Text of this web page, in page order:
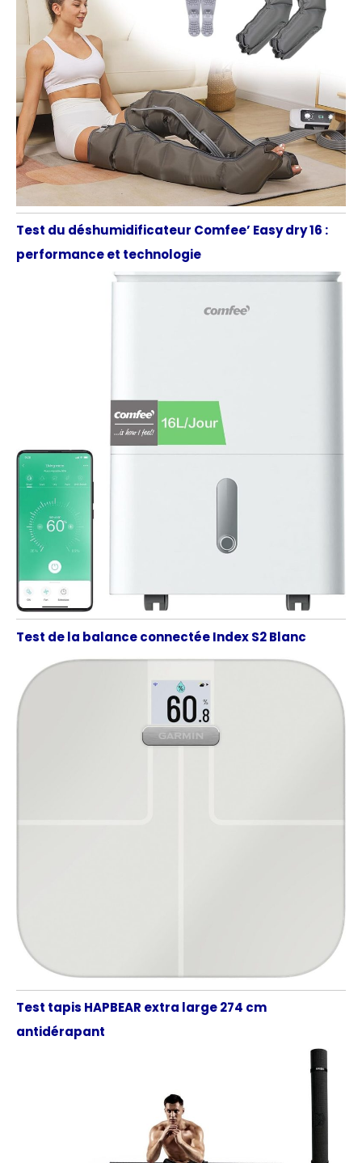
Test du déshumidificateur Comfee’ Easy dry 16 :
performance et technologie
Test de la balance connectée Index S2 Blanc
Test tapis HAPBEAR extra large 274 cm
antidérapant